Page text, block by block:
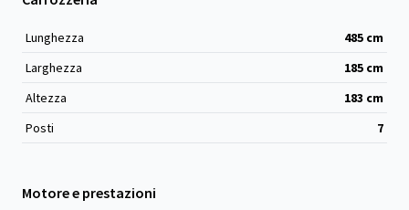
Lunghezza 485 cm
Larghezza
185 cm
Altezza
183 cm
Posti
7
Motore e prestazioni